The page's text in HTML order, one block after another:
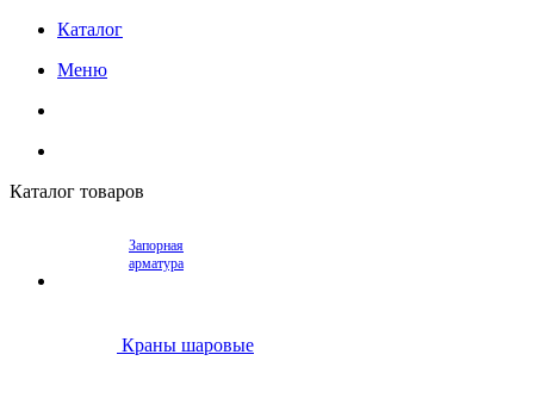
Каталог
Меню
Каталог товаров
Запорная
арматура
Краны шаровые